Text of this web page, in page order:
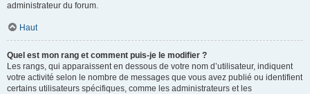
administrateur du forum.
Haut
Quel est mon rang et comment puis-je le modifier ?
Les rangs, qui apparaissent en dessous de votre nom d’utilisateur, indiquent
votre activité selon le nombre de messages que vous avez publié ou identifient
certains utilisateurs spécifiques, comme les administrateurs et les